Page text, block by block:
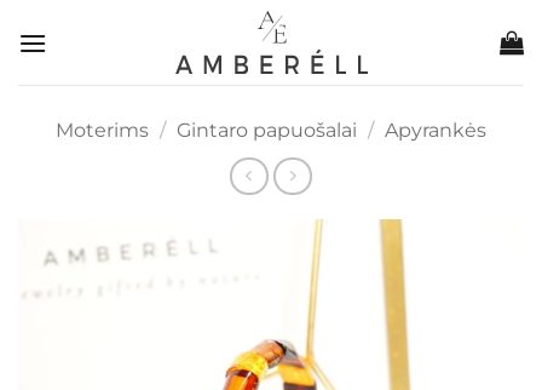
Moterims / Gintaro papuošalai / Apyrankės